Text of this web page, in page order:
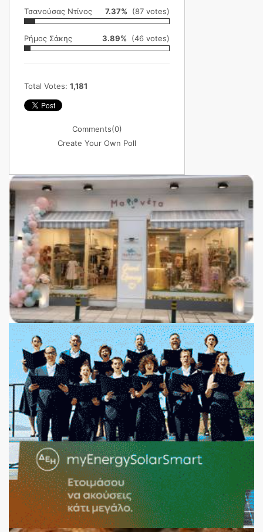
Τσανούσας Ντίνος 7.37% (87 votes)
Ρήμος Σάκης 3.89% (46 votes)
Total Votes: 1,181
Comments(0)
Create Your Own Poll